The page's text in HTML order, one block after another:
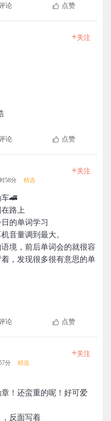
论 点赞
+关注
论 点赞
58分 精选
+关注
🚄
路上
的单词学习
音量调到最大。
境，前后单词会的就很容
，发现很多很有意思的单
论 点赞
分 精选
+关注
！还蛮重的呢！好可爱
反面写着